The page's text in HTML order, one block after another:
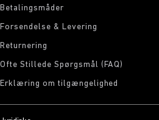
Betalingsmåder
Forsendelse & Levering
Returnering
Ofte Stillede Spørgsmål (FAQ)
Erklæring om tilgængelighed